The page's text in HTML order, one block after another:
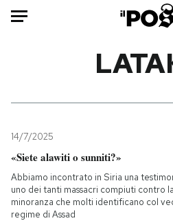
Mondo
Politica
Tecnologia
Internet
Scienza
14/7/2025
«Siete alawiti o sunniti?»
Abbiamo incontrato in Siria una
uno dei tanti massacri compiuti contro la
minoranza che molti identificano col
regime di Assad